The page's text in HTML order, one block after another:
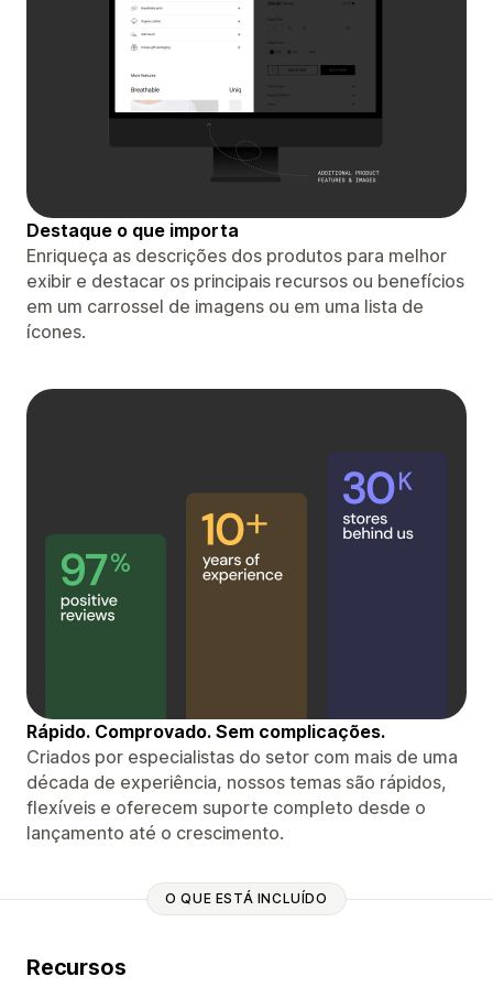
Destaque o que importa
Enriqueça as descrições dos produtos para melhor
exibir e destacar os principais recursos ou benefícios
em um carrossel de imagens ou em uma lista de
ícones.
Rápido. Comprovado. Sem complicações.
Criados por especialistas do setor com mais de uma
década de experiência, nossos temas são rápidos,
flexíveis e oferecem suporte completo desde o
lançamento até o crescimento.
O QUE ESTÁ INCLUÍDO
Recursos